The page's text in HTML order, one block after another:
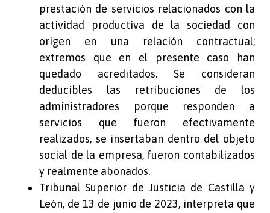
prestación de servicios relacionados con la
actividad productiva de la sociedad con
origen en una relación contractual;
extremos que en el presente caso han
quedado acreditados. Se consideran
deducibles las retribuciones de los
administradores porque responden a
servicios que fueron efectivamente
realizados, se insertaban dentro del objeto
social de la empresa, fueron contabilizados
y realmente abonados.
Tribunal Superior de Justicia de Castilla y
León, de 13 de junio de 2023, interpreta que